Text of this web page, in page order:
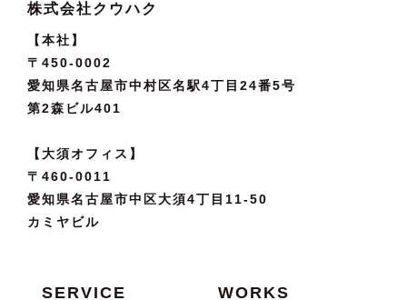
株式会社クウハク
【本社】
〒450-0002
愛知県名古屋市中村区名駅4丁目24番5号
第2森ビル401
【大須オフィス】
〒460-0011
愛知県名古屋市中区大須4丁目11-50
カミヤビル
SERVICE WORKS